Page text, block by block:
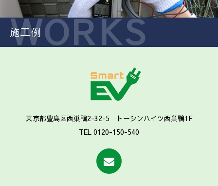
施工例
WORKS
東京都豊島区西巣鴨2-32-5 トーシンハイツ西巣鴨1F
TEL 0120-150-540